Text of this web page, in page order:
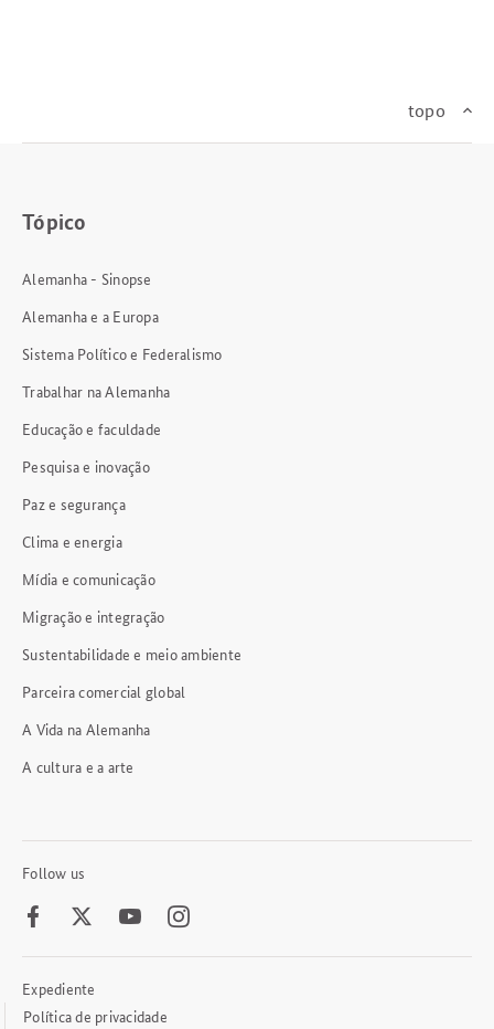
topo
Tópico
Alemanha - Sinopse
Alemanha e a Europa
Sistema Político e Federalismo
Trabalhar na Alemanha
Educação e faculdade
Pesquisa e inovação
Paz e segurança
Clima e energia
Mídia e comunicação
Migração e integração
Sustentabilidade e meio ambiente
Parceira comercial global
A Vida na Alemanha
A cultura e a arte
Follow us
FacebookTwitter Youtube
Footer
Meta
Expediente
Política de privacidade